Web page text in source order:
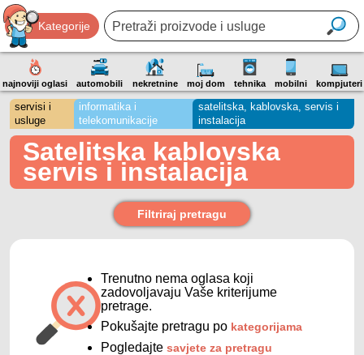
Kategorije
najnoviji oglasi automobili nekretnine moj dom tehnika mobilni kompjuteri
servisi i
usluge
informatika i
telekomunikacije
satelitska, kablovska, servis i
instalacija
Satelitska kablovska
servis i instalacija
Filtriraj pretragu
Trenutno nema oglasa koji
zadovoljavaju Vaše kriterijume
pretrage.
Pokušajte pretragu po kategorijama
Pogledajte savjete za pretragu